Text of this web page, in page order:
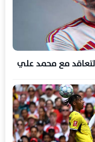
مع محمد علي